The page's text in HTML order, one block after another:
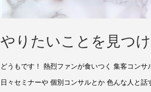
やりたいことを見つ
どうもです！ 熱烈ファンが食いつく 集客コン
日々セミナーや 個別コンサルとか 色んな人と